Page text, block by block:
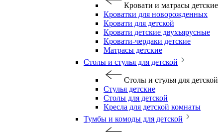
Кровати и матрасы детские
Кроватки для новорожденных
Кровати для детской
Кровати детские двухъярусные
Кровати-чердаки детские
Матрасы детские
Столы и стулья для детской
Столы и стулья для детской
Стулья детские
Столы для детской
Кресла для детской комнаты
Тумбы и комоды для детской